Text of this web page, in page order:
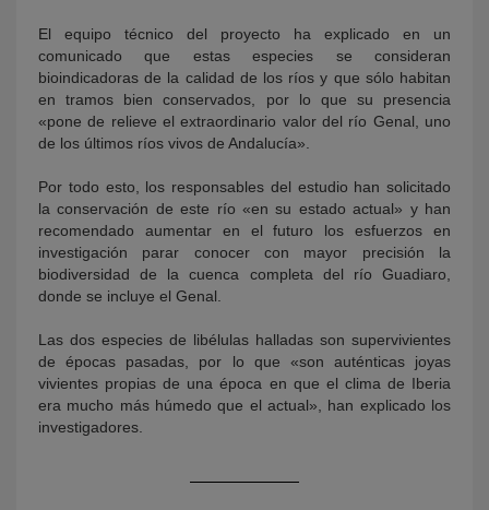
El equipo técnico del proyecto ha explicado en un
comunicado que estas especies se consideran
bioindicadoras de la calidad de los ríos y que sólo habitan
en tramos bien conservados, por lo que su presencia
«pone de relieve el extraordinario valor del río Genal, uno
de los últimos ríos vivos de Andalucía».
Por todo esto, los responsables del estudio han solicitado
la conservación de este río «en su estado actual» y han
recomendado aumentar en el futuro los esfuerzos en
investigación parar conocer con mayor precisión la
biodiversidad de la cuenca completa del río Guadiaro,
donde se incluye el Genal.
Las dos especies de libélulas halladas son supervivientes
de épocas pasadas, por lo que «son auténticas joyas
vivientes propias de una época en que el clima de Iberia
era mucho más húmedo que el actual», han explicado los
investigadores.